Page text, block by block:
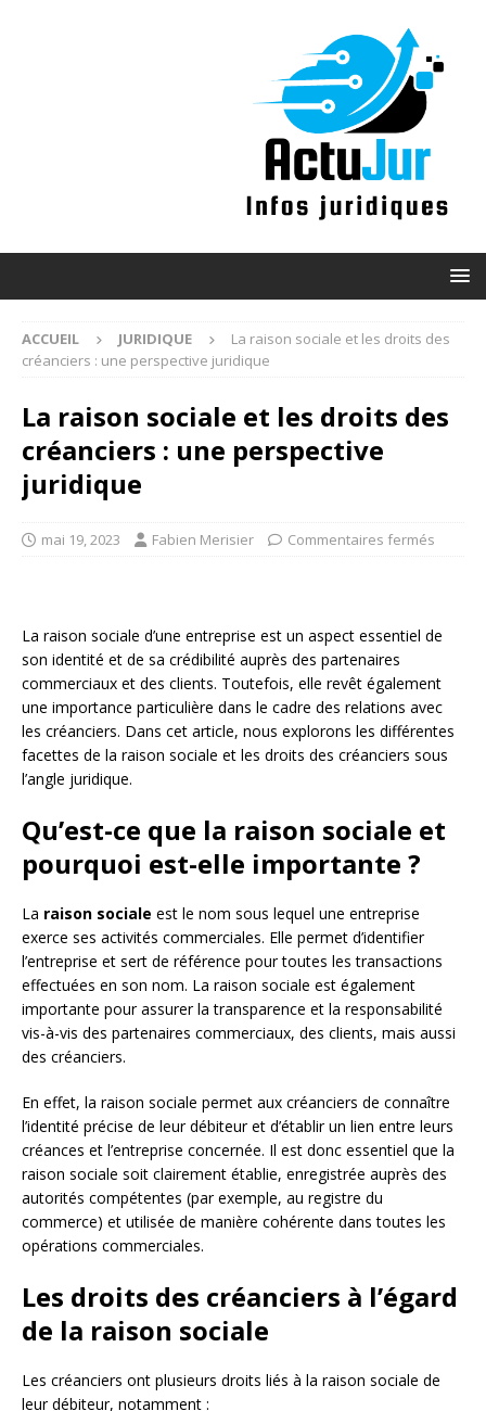
ACCUEIL JURIDIQUE
La raison sociale et les droits des
créanciers : une perspective juridique
La raison sociale et les droits des
créanciers : une perspective
juridique
mai 19, 2023 Fabien Merisier Commentaires fermés
La raison sociale d’une entreprise est un aspect essentiel de
son identité et de sa crédibilité auprès des partenaires
commerciaux et des clients. Toutefois, elle revêt également
une importance particulière dans le cadre des relations avec
les créanciers. Dans cet article, nous explorons les différentes
facettes de la raison sociale et les droits des créanciers sous
l’angle juridique.
Qu’est-ce que la raison sociale et
pourquoi est-elle importante ?
La raison sociale est le nom sous lequel une entreprise
exerce ses activités commerciales. Elle permet d’identifier
l’entreprise et sert de référence pour toutes les transactions
effectuées en son nom. La raison sociale est également
importante pour assurer la transparence et la responsabilité
vis-à-vis des partenaires commerciaux, des clients, mais aussi
des créanciers.
En effet, la raison sociale permet aux créanciers de connaître
l’identité précise de leur débiteur et d’établir un lien entre leurs
créances et l’entreprise concernée. Il est donc essentiel que la
raison sociale soit clairement établie, enregistrée auprès des
autorités compétentes (par exemple, au registre du
commerce) et utilisée de manière cohérente dans toutes les
opérations commerciales.
Les droits des créanciers à l’égard
de la raison sociale
Les créanciers ont plusieurs droits liés à la raison sociale de
leur débiteur, notamment :